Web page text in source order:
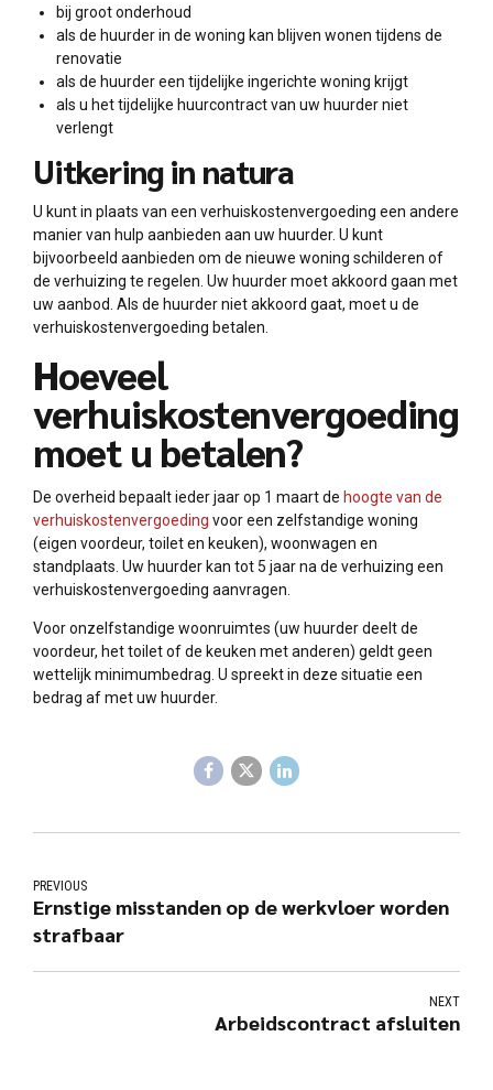
bij groot onderhoud
als de huurder in de woning kan blijven wonen tijdens de
renovatie
als de huurder een tijdelijke ingerichte woning krijgt
als u het tijdelijke huurcontract van uw huurder niet
verlengt
Uitkering in natura
U kunt in plaats van een verhuiskostenvergoeding een andere
manier van hulp aanbieden aan uw huurder. U kunt
bijvoorbeeld aanbieden om de nieuwe woning schilderen of
de verhuizing te regelen. Uw huurder moet akkoord gaan met
uw aanbod. Als de huurder niet akkoord gaat, moet u de
verhuiskostenvergoeding betalen.
Hoeveel
verhuiskostenvergoeding
moet u betalen?
De overheid bepaalt ieder jaar op 1 maart de hoogte van de
verhuiskostenvergoeding voor een zelfstandige woning
(eigen voordeur, toilet en keuken), woonwagen en
standplaats. Uw huurder kan tot 5 jaar na de verhuizing een
verhuiskostenvergoeding aanvragen.
Voor onzelfstandige woonruimtes (uw huurder deelt de
voordeur, het toilet of de keuken met anderen) geldt geen
wettelijk minimumbedrag. U spreekt in deze situatie een
bedrag af met uw huurder.
PREVIOUS
Ernstige misstanden op de werkvloer worden
strafbaar
NEXT
Arbeidscontract afsluiten